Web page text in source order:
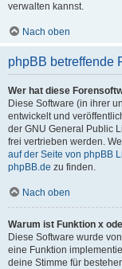
verwalten kannst.
Nach oben
phpBB betreffende
Wer hat diese
Diese Software (in ihrer
entwickelt und
der GNU General Public
frei vertrieben werden.
auf der Seite von phpBB
phpBB.de zu finden.
Nach oben
Warum ist Funktion x
Diese Software wurde
eine Funktion
deine Stimme für